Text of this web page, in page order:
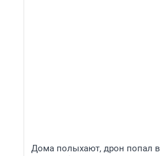
Дома полыхают, дрон попал в